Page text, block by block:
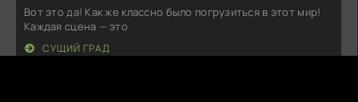
Вот это да! Как же классно было погрузиться в этот мир!
Каждая сцена — это
СУЩИЙ ГРАД